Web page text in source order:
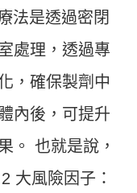
法是透過密閉
處理，透過專
，確保製劑中
內後，可提升
。 也就是說，
大風險因子：